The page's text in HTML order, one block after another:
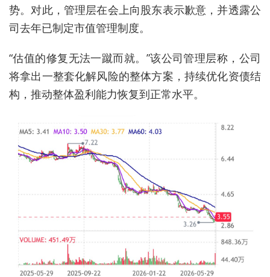
势。对此，管理层在会上向股东表示歉意，并透露公
司去年已制定市值管理制度。
“估值的修复无法一蹴而就。”该公司管理层称，公司
将拿出一整套化解风险的整体方案，持续优化资债结
构，推动整体盈利能力恢复到正常水平。